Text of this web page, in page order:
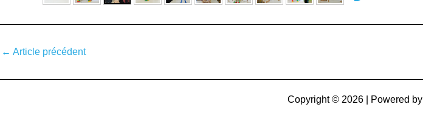
← Article précédent
Copyright © 2026 | Powered by